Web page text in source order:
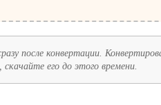
после конвертации.
его до этого времени.